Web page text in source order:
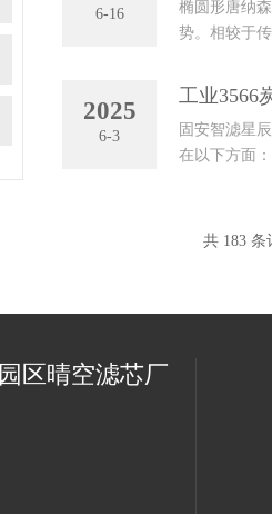
6-16
椭圆形唐纳
势。相较于
2025
6-3
工业3566
固安智滤星
在以下方面
共 183 条
区晴空滤芯厂